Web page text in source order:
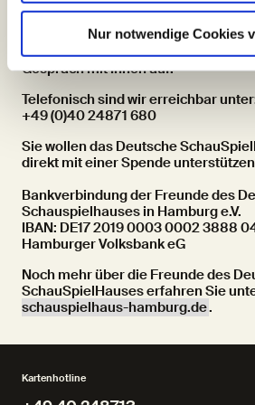
Nur notwendige Cookies
freunde@schauspielhaus.de
und hinterlassen Ihre Kontaktdaten
Gespräch mit Ihnen auf!
Telefonisch sind wir erreichbar
+49 (0)40 24871 680
Sie wollen das Deutsche
direkt mit einer Spende
Bankverbindung der Freunde des
Schauspielhauses in Hamburg e.V.
IBAN: DE17 2019 0003 0002 3888
Hamburger Volksbank eG
Noch mehr über die Freunde des
SchauSpielHauses erfahren Sie
schauspielhaus-hamburg.de.
Kartenhotline